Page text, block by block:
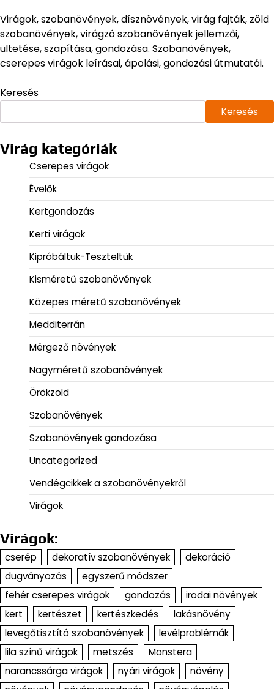
Virágok, szobanövények, dísznövények, virág fajták, zöld
szobanövények, virágzó szobanövények jellemzői,
ültetése, szapítása, gondozása. Szobanövények,
cserepes virágok leírásai, ápolási, gondozási útmutatói.
Keresés
Keresés
Virág kategóriák
Cserepes virágok
Évelők
Kertgondozás
Kerti virágok
Kipróbáltuk-Teszteltük
Kisméretű szobanövények
Közepes méretű szobanövények
Medditerrán
Mérgező növények
Nagyméretű szobanövények
Örökzöld
Szobanövények
Szobanövények gondozása
Uncategorized
Vendégcikkek a szobanövényekről
Virágok
Virágok:
cserép dekoratív szobanövények
dekoráció
dugványozás
egyszerű módszer
fehér cserepes virágok
gondozás
irodai növények
kert
kertészet kertészkedés
lakásnövény
levegőtisztító szobanövények
levélproblémák
lila színű virágok
metszés
Monstera
narancssárga virágok
nyári virágok
növény